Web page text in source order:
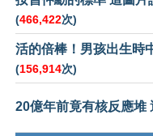
(466,422次)
活的倍棒！男孩出生時
(156,914次)
20億年前竟有核反應堆